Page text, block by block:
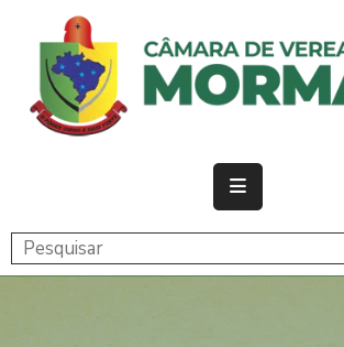
PÁGINA
INICIAL
LEGISLATIVA